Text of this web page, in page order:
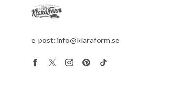
e-post: info@klaraform.se